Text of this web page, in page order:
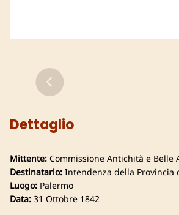
Dettaglio
Mittente: Commissione Antichità e Belle
Destinatario: Intendenza della Provincia
Luogo: Palermo
Data: 31 Ottobre 1842